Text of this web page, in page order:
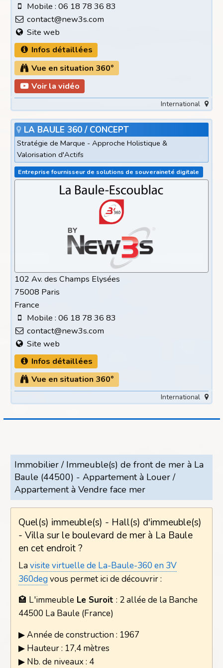
Mobile : 06 18 78 36 83
contact@new3s.com
Site web
Infos détaillées
Vue en situation 360°
Voir la vidéo
International
LA BAULE 360 / CONCEPT
Stratégie de Marque - Approche Holistique &
Valorisation d'Actifs
Entreprise fournisseur de solutions de souveraineté digitale
102 Av. des Champs Elysées
75008 Paris
France
Mobile : 06 18 78 36 83
contact@new3s.com
Site web
Infos détaillées
Vue en situation 360°
International
Immobilier / Immeuble(s) de front de mer à La
Baule (44500) - Appartement à Louer /
Appartement à Vendre face mer
Quel(s) immeuble(s) - Hall(s) d'immeuble(s)
- Villa sur le boulevard de mer à La Baule
en cet endroit ?
Lavisite virtuelle de La-Baule-360 en 3V
360degvous permet ici de découvrir :
🏩 L'immeuble Le Suroit: 2 allée de la Banche
44500 La Baule (France)
▶ Année de construction : 1967
▶ Hauteur : 17,4 mètres
▶ Nb. de niveaux : 4